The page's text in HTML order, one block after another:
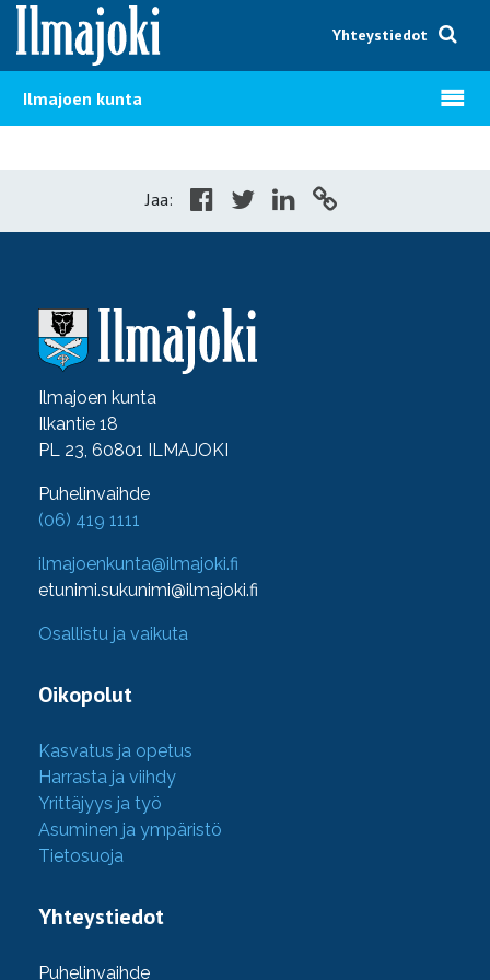
Hyppää sisältöön
Yhteystiedot
Ilmajoen kunta Avaa
Jaa:
Ilmajoen kunta
Ilkantie 18
PL 23, 60801 ILMAJOKI
Puhelinvaihde
(06) 419 1111
ilmajoenkunta@ilmajoki.fi
etunimi.sukunimi@ilmajoki.fi
Osallistu ja vaikuta
Oikopolut
Kasvatus ja opetus
Harrasta ja viihdy
Yrittäjyys ja työ
Asuminen ja ympäristö
Tietosuoja
Yhteystiedot
Puhelinvaihde